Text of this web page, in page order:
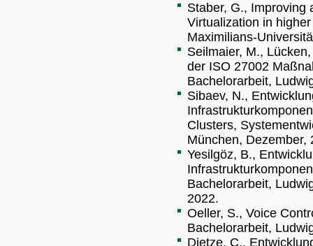
Staber, G., Improving
Virtualization in
Maximilians-
Seilmaier, M.,
der ISO 27002
Bachelorarbeit,
Sibaev, N.,
Clusters,
München, Dezember,
Yesilgöz, B.,
Bachelorarbeit,
2022.
Oeller, S., Voice
Bachelorarbeit,
Dietze, C.,